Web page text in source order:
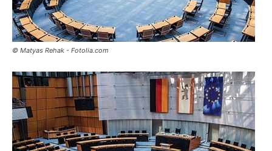
© Matyas Rehak - Fotolia.com